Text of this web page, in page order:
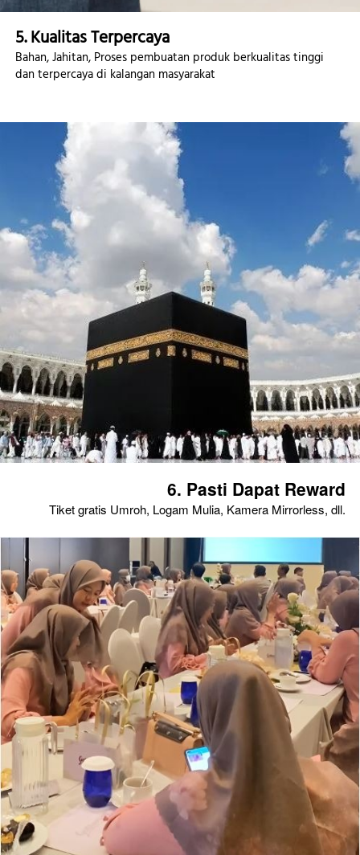
5. Kualitas Terpercaya
Bahan, Jahitan, Proses pembuatan produk berkualitas tinggi
dan terpercaya di kalangan masyarakat
6. Pasti Dapat Reward
Tiket gratis Umroh, Logam Mulia, Kamera Mirrorless, dll.